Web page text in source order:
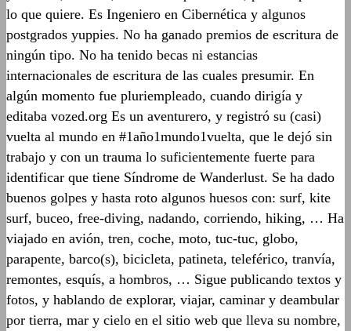
lo que quiere. Es Ingeniero en Cibernética y algunos
postgrados yuppies. No ha ganado premios de escritura de
ningún tipo. No ha tenido becas ni estancias
internacionales de escritura de las cuales presumir. En
algún momento fue pluriempleado, cuando dirigía y
editaba vozed.org Es un aventurero, y registró su (casi)
vuelta al mundo en #1año1mundo1vuelta, que le dejó sin
trabajo y con un trauma lo suficientemente fuerte para
identificar que tiene Síndrome de Wanderlust. Se ha dado
buenos golpes y hasta roto algunos huesos con: surf, kite
surf, buceo, free-diving, nadando, corriendo, hiking, … Ha
viajado en avión, tren, coche, moto, tuc-tuc, globo,
parapente, barco(s), bicicleta, patineta, teleférico, tranvía,
remontes, esquís, a hombros, … Sigue publicando textos y
fotos, y hablando de explorar, viajar, caminar y deambular
por tierra, mar y cielo en el sitio web que lleva su nombre,